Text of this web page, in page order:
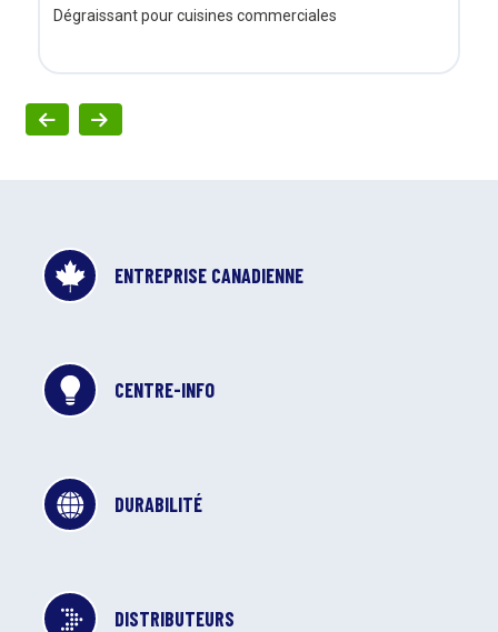
Dégraissant pour cuisines commerciales
ENTREPRISE CANADIENNE
CENTRE-INFO
DURABILITÉ
DISTRIBUTEURS